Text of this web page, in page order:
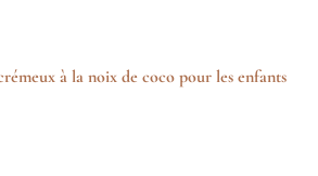
à la noix de coco pour les enfants